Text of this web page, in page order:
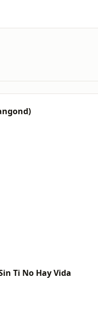
Ti No Hay Vida